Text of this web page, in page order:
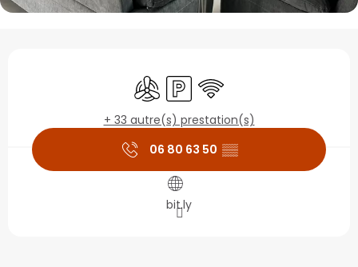
Ouverture et
Air conditionné
ParkingWiFi
+ 33 autre(s) prestation(s)
06 80 63 50 ▒▒
bit.ly